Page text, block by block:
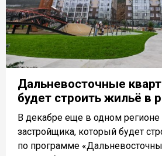
Дальневосточные
будет строить жильё в
В декабре еще в одном
застройщика, который будет
по программе